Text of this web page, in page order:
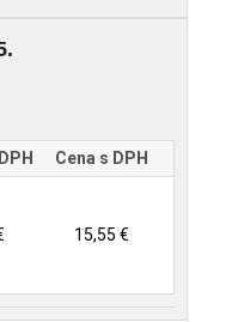
Cena s DPH
15,55 €